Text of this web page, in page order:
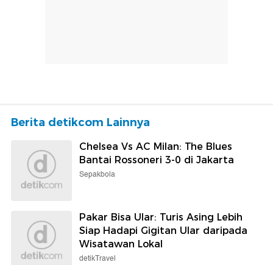
Berita detikcom Lainnya
Chelsea Vs AC Milan: The Blues
Bantai Rossoneri 3-0 di Jakarta
Sepakbola
Pakar Bisa Ular: Turis Asing Lebih
Siap Hadapi Gigitan Ular daripada
Wisatawan Lokal
detikTravel